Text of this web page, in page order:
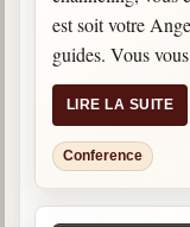
est soit votre
guides. Vous
celle que vous
LIRE LA SUITE
Conference